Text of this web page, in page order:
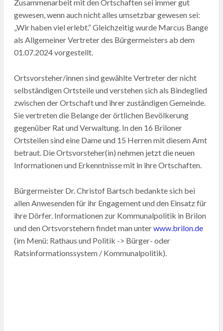
Zusammenarbeit mit den Ortschaften sei immer gut
gewesen, wenn auch nicht alles umsetzbar gewesen sei:
„Wir haben viel erlebt.“ Gleichzeitig wurde Marcus Bange
als Allgemeiner Vertreter des Bürgermeisters ab dem
01.07.2024 vorgestellt.
Ortsvorsteher/innen sind gewählte Vertreter der nicht
selbständigen Ortsteile und verstehen sich als Bindeglied
zwischen der Ortschaft und ihrer zuständigen Gemeinde.
Sie vertreten die Belange der örtlichen Bevölkerung
gegenüber Rat und Verwaltung. In den 16 Briloner
Ortsteilen sind eine Dame und 15 Herren mit diesem Amt
betraut. Die Ortsvorsteher(in) nehmen jetzt die neuen
Informationen und Erkenntnisse mit in ihre Ortschaften.
Bürgermeister Dr. Christof Bartsch bedankte sich bei
allen Anwesenden für ihr Engagement und den Einsatz für
ihre Dörfer. Informationen zur Kommunalpolitik in Brilon
und den Ortsvorstehern findet man unterwww.brilon.de
(im Menü: Rathaus und Politik -> Bürger- oder
Ratsinformationssystem / Kommunalpolitik).